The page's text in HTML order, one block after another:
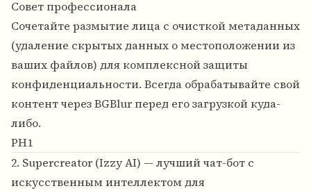
Совет профессионала
Сочетайте размытие лица с очисткой метаданных
(удаление скрытых данных о местоположении из
ваших файлов) для комплексной защиты
конфиденциальности. Всегда обрабатывайте свой
контент через BGBlur перед его загрузкой куда-
либо.
PH1
2. Supercreator (Izzy AI) — лучший чат-бот с
искусственным интеллектом для